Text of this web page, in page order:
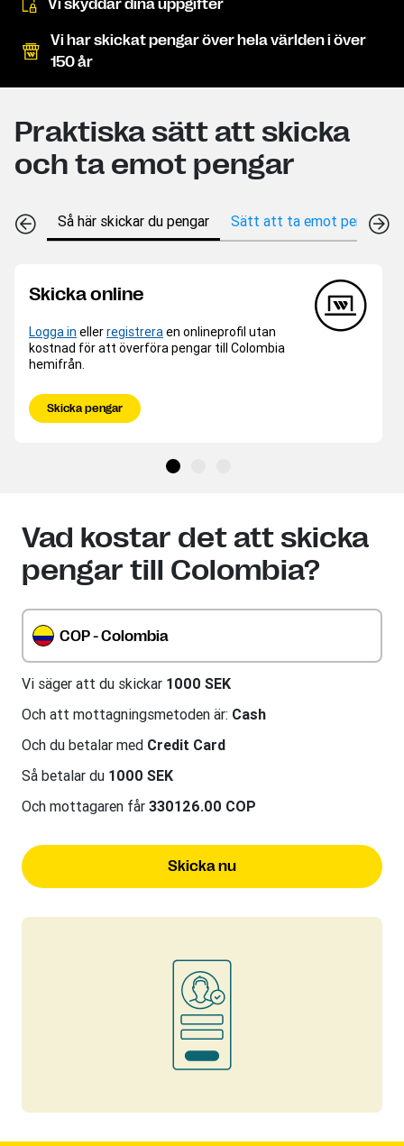
Vi skyddar dina uppgifter
Vi har skickat pengar över hela världen i över
150 år
Praktiska sätt att skicka
och ta emot pengar
Så här skickar du pengar Sätt att ta emot pengar
Skicka online
Logga in ellerregistreraen onlineprofil utan
kostnad för att överföra pengar till Colombia
hemifrån.
Skicka pengar
Vad kostar det att skicka
pengar till Colombia?
COP - Colombia
Vi säger att du skickar 1000 SEK
Och att mottagningsmetoden är: Cash
Och du betalar med Credit Card
Så betalar du 1000 SEK
Och mottagaren får 330126.00 COP
Skicka nu